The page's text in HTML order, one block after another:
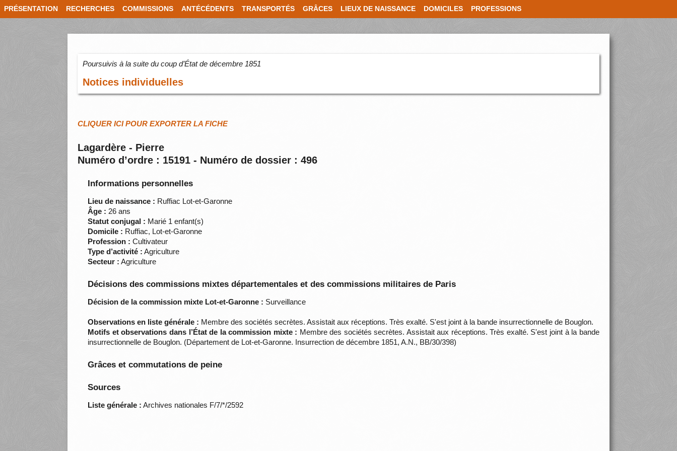
PRÉSENTATION RECHERCHES COMMISSIONS ANTÉCÉDENTS TRANSPORTÉS GRÂCES LIEUX DE NAISSANCE DOMICILES PROFESSIONS
Poursuivis à la suite du coup d’État de décembre 1851
Notices individuelles
CLIQUER ICI POUR EXPORTER LA FICHE
Lagardère - Pierre
Numéro d’ordre : 15191 - Numéro de dossier : 496
Informations personnelles
Lieu de naissance : Ruffiac Lot-et-Garonne
Âge : 26 ans
Statut conjugal : Marié 1 enfant(s)
Domicile : Ruffiac, Lot-et-Garonne
Profession : Cultivateur
Type d’activité : Agriculture
Secteur : Agriculture
Décisions des commissions mixtes départementales et des commissions militaires de Paris
Décision de la commission mixte Lot-et-Garonne : Surveillance
Observations en liste générale : Membre des sociétés secrètes. Assistait aux réceptions. Très exalté. S'est joint à la bande insurrectionnelle de Bouglon.
Motifs et observations dans l’État de la commission mixte : Membre des sociétés secrètes. Assistait aux réceptions. Très exalté. S'est joint à la bande
insurrectionnelle de Bouglon. (Département de Lot-et-Garonne. Insurrection de décembre 1851, A.N., BB/30/398)
Grâces et commutations de peine
Sources
Liste générale : Archives nationales F/7/*/2592